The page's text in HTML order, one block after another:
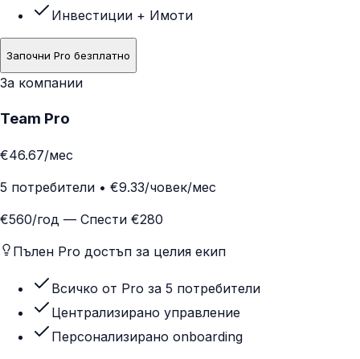
Инвестиции + Имоти
Започни Pro безплатно
За компании
Team Pro
€46.67/мес
5 потребители • €9.33/човек/мес
€560/год — Спести €280
Пълен Pro достъп за целия екип
Всичко от Pro за 5 потребители
Централизирано управление
Персонализирано onboarding